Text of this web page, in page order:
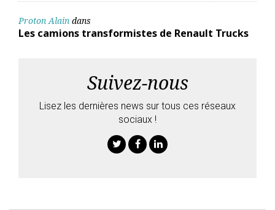
Proton Alain dans
Les camions transformistes de Renault Trucks
Suivez-nous
Lisez les dernières news sur tous ces réseaux
sociaux !